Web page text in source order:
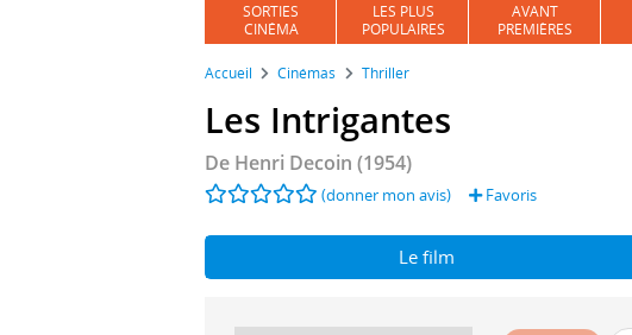
SORTIES
CINÉMA
LES PLUS
POPULAIRES
AVANT
PREMIÈRES
Accueil Cinémas Thriller
Les Intrigantes
De Henri Decoin (1954)
(donner mon avis) Favoris
Le film